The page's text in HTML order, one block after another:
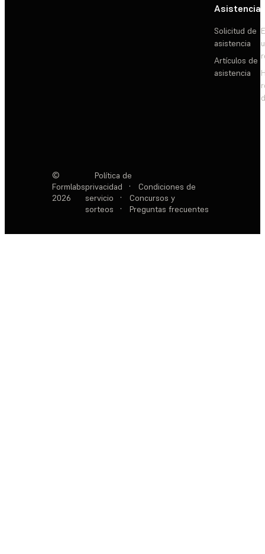
Asistencia
Solicitud de
asistencia
Artículos de
asistencia
©
Formlabs
2026
Política de
privacidad
·
Condiciones de
servicio
·
Concursos y
sorteos
· Preguntas frecuentes